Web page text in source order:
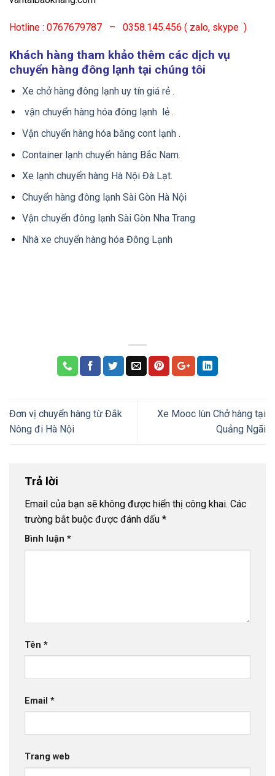
Hotline : 0767679787 – 0358.145.456 ( zalo, skype )
Khách hàng tham khảo thêm các dịch vụ
chuyển hàng đông lạnh tại chúng tôi
Xe chở hàng đông lạnh uy tín giá rẻ .
vận chuyển hàng hóa đông lạnh lẻ .
Vận chuyển hàng hóa bằng cont lạnh .
Container lạnh chuyển hàng Bắc Nam.
Xe lạnh chuyển hàng Hà Nội Đà Lạt.
Chuyển hàng đông lạnh Sài Gòn Hà Nội
Vận chuyển đông lạnh Sài Gòn Nha Trang
Nhà xe chuyển hàng hóa Đông Lạnh
Đơn vị chuyển hàng từ Đắk
Nông đi Hà Nội
Xe Mooc lùn Chở hàng tại
Quảng Ngãi
Trả lời
Email của bạn sẽ không được hiển thị công khai. Các
trường bắt buộc được đánh dấu *
Bình luận *
Tên *
Email *
Trang web